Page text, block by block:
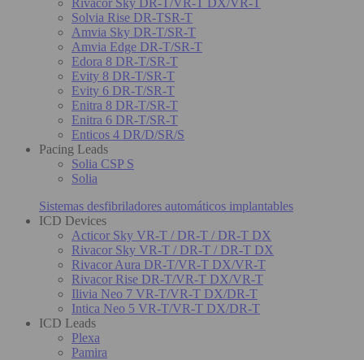
Solvia Rise DR-TSR-T
Amvia Sky DR-T/SR-T
Amvia Edge DR-T/SR-T
Edora 8 DR-T/SR-T
Evity 8 DR-T/SR-T
Evity 6 DR-T/SR-T
Enitra 8 DR-T/SR-T
Enitra 6 DR-T/SR-T
Enticos 4 DR/D/SR/S
Pacing Leads
Solia CSP S
Solia
Sistemas desfibriladores automáticos implantables
ICD Devices
Acticor Sky VR-T / DR-T / DR-T DX
Rivacor Sky VR-T / DR-T / DR-T DX
Rivacor Aura DR-T/VR-T DX/VR-T
Rivacor Rise DR-T/VR-T DX/VR-T
Ilivia Neo 7 VR-T/VR-T DX/DR-T
Intica Neo 5 VR-T/VR-T DX/DR-T
ICD Leads
Plexa
Pamira